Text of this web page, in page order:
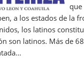
a los estados de la
los latinos
son latinos. Más de